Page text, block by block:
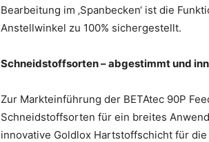
Bearbeitung im ‚Spanbecken‘ ist die
Anstellwinkel zu 100% sichergestellt.
Schneidstoffsorten – abgestimmt und
Zur Markteinführung der BETAtec 90P
Schneidstoffsorten für ein breites
innovative Goldlox Hartstoffschicht für